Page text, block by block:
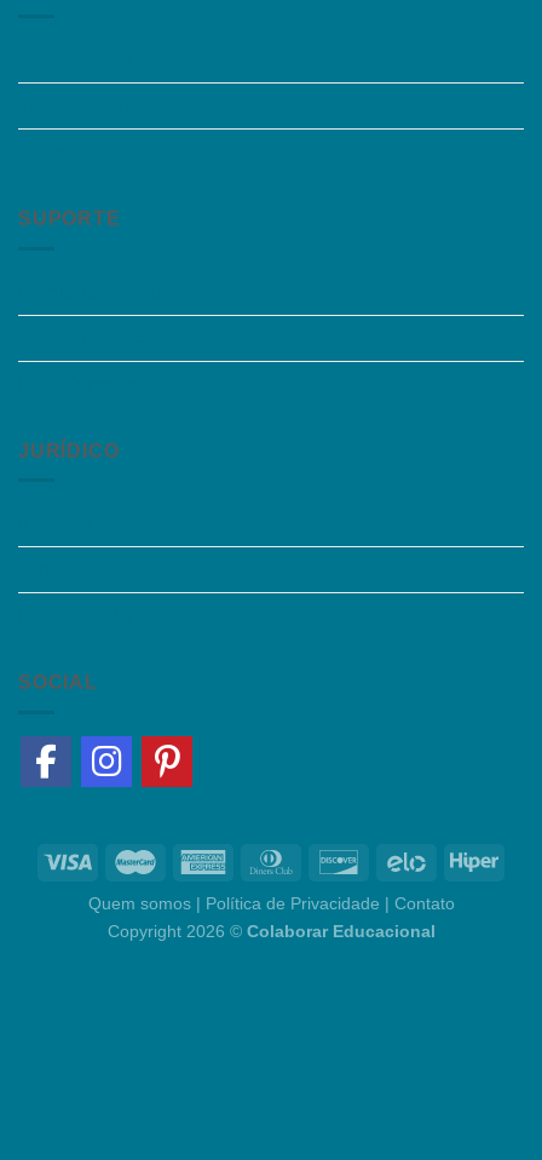
SUPORTE
JURÍDICO
SOCIAL
Quem somos| Política de Privacidade | Contato
Copyright 2026 © Colaborar Educacional